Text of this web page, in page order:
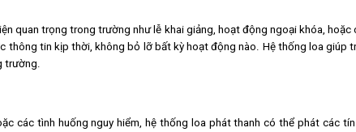
quan trọng trong trường như lễ khai giảng, hoạt động ngoại khóa, hoặc
thông tin kịp thời, không bỏ lỡ bất kỳ hoạt động nào. Hệ thống loa giúp
trường.
các tình huống nguy hiểm, hệ thống loa phát thanh có thể phát các